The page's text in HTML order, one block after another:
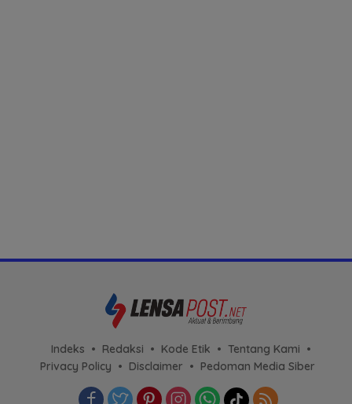
Indeks Redaksi Kode Etik
Tentang Kami
Privacy Policy
Disclaimer Pedoman Media Siber